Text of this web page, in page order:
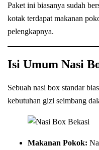
Paket ini biasanya sudah
kotak terdapat makanan
pelengkapnya.
Isi Umum Nasi
Sebuah nasi box standar
kebutuhan gizi seimbang
Makanan Pokok: